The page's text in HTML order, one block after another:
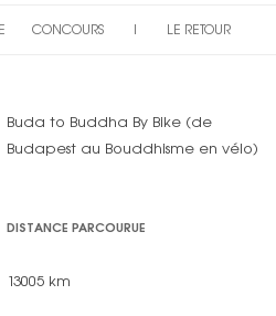
CONCOURS
ARTICLES « CONCOURS »
| LE RETOUR
Buda to Buddha By Bike (de
Budapest au Bouddhisme en vélo)
DISTANCE PARCOURUE
13005 km